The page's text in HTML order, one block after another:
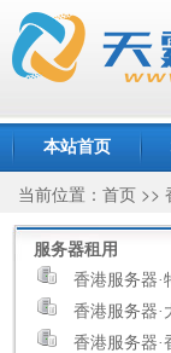
本站首页
当前位置： 首页 >>
服务器租用
香港服务器·
香港服务器·
香港服务器·